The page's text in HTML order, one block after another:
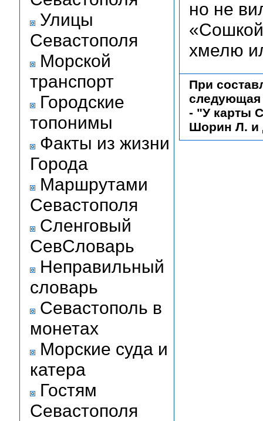
Улицы
Севастополя
Морской
транспорт
Городские
топонимы
Факты из жизни
Города
Маршрутами
Севастополя
Сленговый
СевСловарь
Неправильный
словарь
Севастополь в
монетах
Морские суда и
катера
Гостям
Севастополя
но не
хмелю
При
следующая
- "У карты
Шорин Л. и